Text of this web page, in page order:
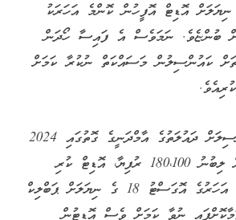
ނިޔަލަށް އޮޑިޓް އޮފީހުން ކޮންމެ އަހަރަކު
ބުންޏެވެ. ނަމަވެސް އެ ފައިސާ ހޯދަން
ކައުންސިލުން މަސައްކަތް ނުކުރާ ކަމަށް
ހަމައެއާއެކު އެ ކައުންސިލަށް ދައުލަތުގެ އާމްދަނީގެ ގޮތުގައި 2024
ވަނަ އަހަރުގެ ނިޔަލަށް ލިބުނު 180،100 ރުފިޔާ، އޮޑިޓް ކުރި
ތާރީޚު ކަމަށްވާ މިދިޔަ އަހަރުގެ އޮގަސްޓު 18 ގެ ނިޔަލަށް ޕަބްލިކް